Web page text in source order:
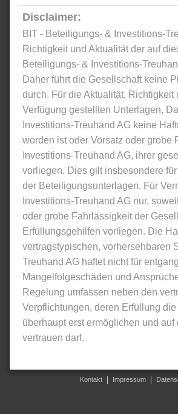
Disclaimer:
BIT - Beteiligungs- & Investitions-
Richtigkeit und Aktualität der auf
Beteiligungs- & Investitions-
Daher führt die Gesellschaft keine
durch. Für die Aktualität,
Verfügung gestellten Unterlagen,
Investitions-Treuhand AG keine
worden ist oder Vorsatz oder
Investitions-Treuhand AG, ihrer
vorliegen. Dies gilt insbesondere
der Beteiligungsunterlagen. Für
Investitions-Treuhand AG nur,
oder grobe Fahrlässigkeit der
Erfüllungsgehilfen vorliegen. Die
vertragstypischen, vorhersehbaren
Treuhand AG haftet nicht für
Mangelfolgeschäden und
Regelung umfassen neben den
Verpflichtungen, deren Erfüllung
überhaupt erst ermöglichen und
vertrauen darf.
Kontakt Impressum